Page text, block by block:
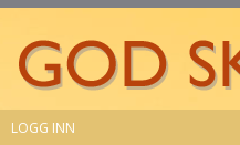
LOGG INN